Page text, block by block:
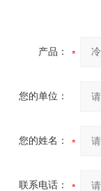
产品：
您的单位：
您的姓名：
联系电话：